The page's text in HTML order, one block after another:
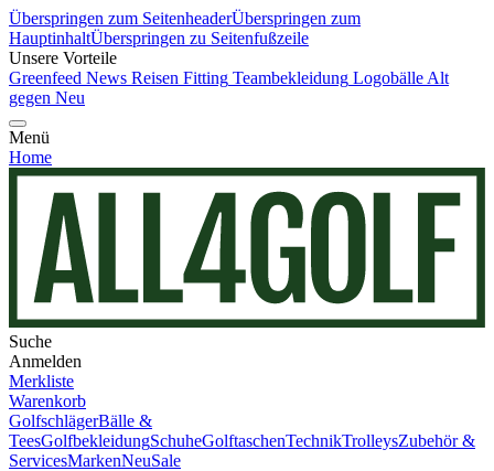
Überspringen zum SeitenheaderÜberspringen zum
HauptinhaltÜberspringen zu Seitenfußzeile
Unsere Vorteile
Greenfeed News Reisen Fitting Teambekleidung Logobälle Alt
gegen Neu
Menü
Home
Suche
Anmelden
Merkliste
Warenkorb
GolfschlägerBälle &
TeesGolfbekleidungSchuheGolftaschenTechnikTrolleysZubehör &
ServicesMarkenNeuSale